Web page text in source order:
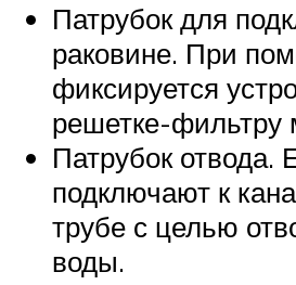
Патрубок для
раковине. При
фиксируется
решетке-фильтру
Патрубок отвода.
подключают к
трубе с целью
воды.